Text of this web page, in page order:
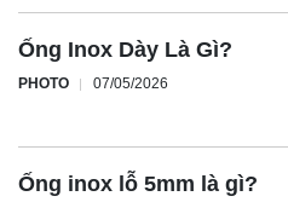
Ống Inox Dày Là Gì?
PHOTO 07/05/2026
Ống inox lỗ 5mm là gì?